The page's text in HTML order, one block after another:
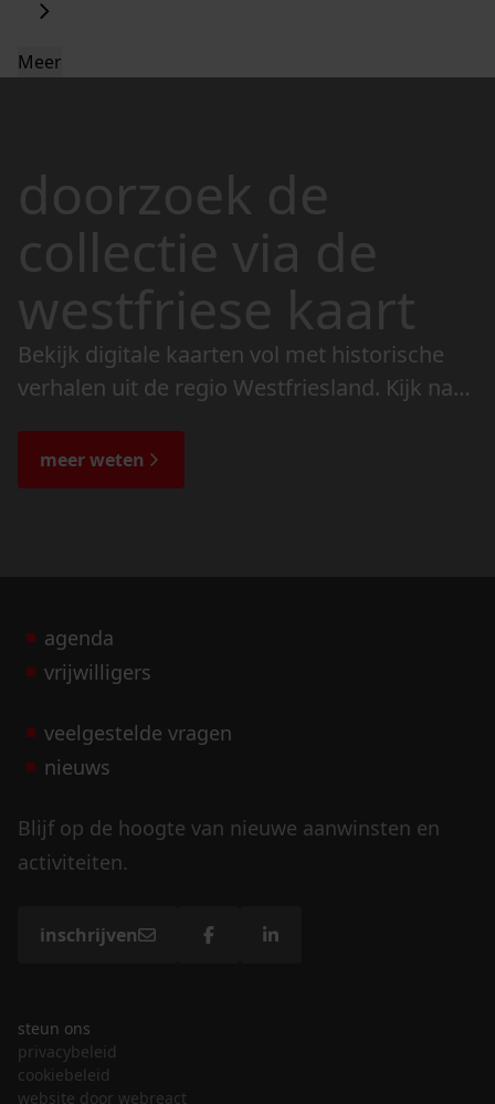
Meer
doorzoek de
collectie via de
westfriese kaart
Bekijk digitale kaarten vol met historische
verhalen uit de regio Westfriesland. Kijk naar
de bijzondere verhalen.
meer weten
agenda
vrijwilligers
veelgestelde vragen
nieuws
Blijf op de hoogte van nieuwe aanwinsten en
activiteiten.
inschrijven
steun ons
privacybeleid
cookiebeleid
website door webreact